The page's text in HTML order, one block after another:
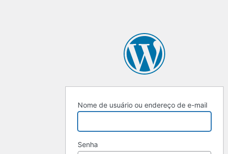
Nome de usuário ou endereço de e-mail
Senha